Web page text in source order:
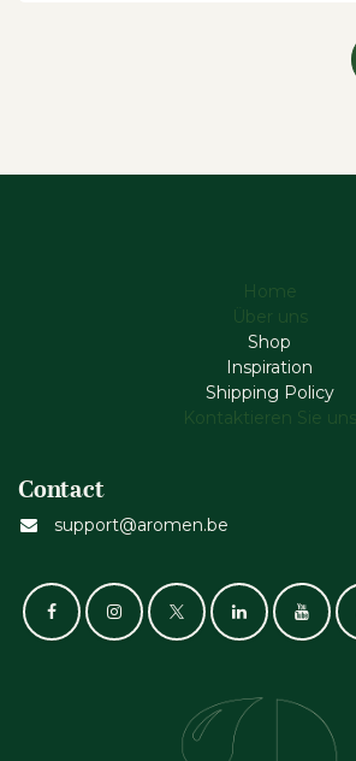
Home
Über uns
Shop
Inspiration
Shipping Policy
Kontaktieren Sie uns
Contact
support@aromen.be